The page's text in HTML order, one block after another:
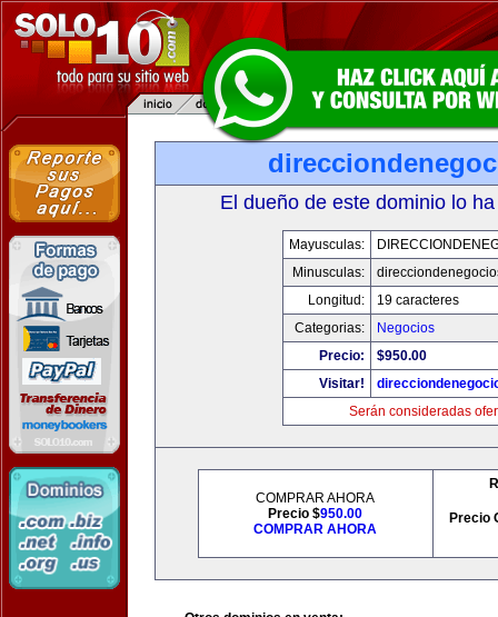
El dueño de este dominio lo
Mayusculas:
Minusculas:
Longitud:
19 caracteres
Categorias:
Negocios
Precio:
$950.00
Visitar!
Serán consideradas
COMPRAR AHORA
Precio $950.00
COMPRAR AHORA
Precio